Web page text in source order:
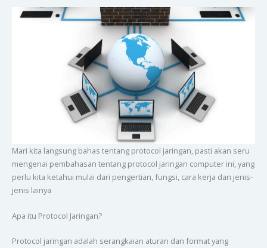
Mari kita langsung bahas tentang protocol jaringan, pasti akan seru
mengenai pembahasan tentang protocol jaringan computer ini, yang
perlu kita ketahui mulai dari pengertian, fungsi, cara kerja dan jenis-
jenis lainya
Apa itu Protocol Jaringan?
Protocol jaringan adalah serangkaian aturan dan format yang